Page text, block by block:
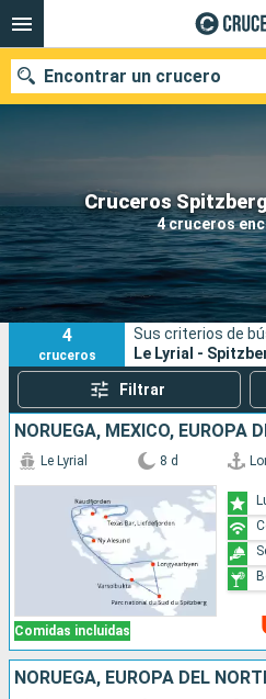
Cruceros
4 cruceros
Encontrar un crucero
Nuestros destinos
Fecha de salida
Puertos
4
cruceros
Sus criterios de
Le Lyrial -
Filtrar
NORUEGA, MÉXICO, EUROPA
Comidas incluidas
Le Lyrial 8 d
NORUEGA, EUROPA DEL